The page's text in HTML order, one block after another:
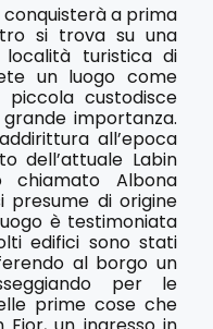
a prima
si trova su una
turistica di
un luogo come
piccola custodisce
importanza.
all’epoca
dell’attuale Labin
chiamato Albona
presume di origine
è testimoniata
edifici sono stati
al borgo un
per le
prime cose che